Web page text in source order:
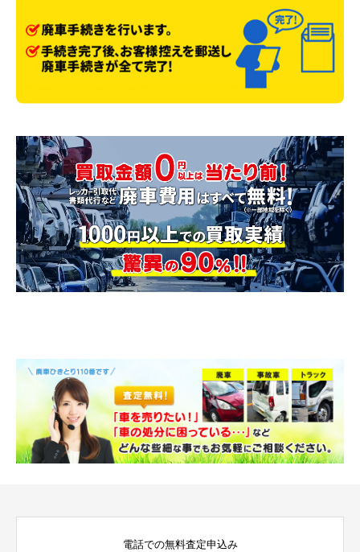
電話での無料査定申込み